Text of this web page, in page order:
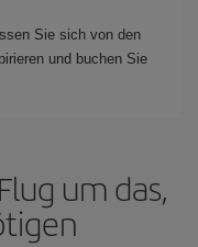
Sie sich von den
und buchen Sie
um das,